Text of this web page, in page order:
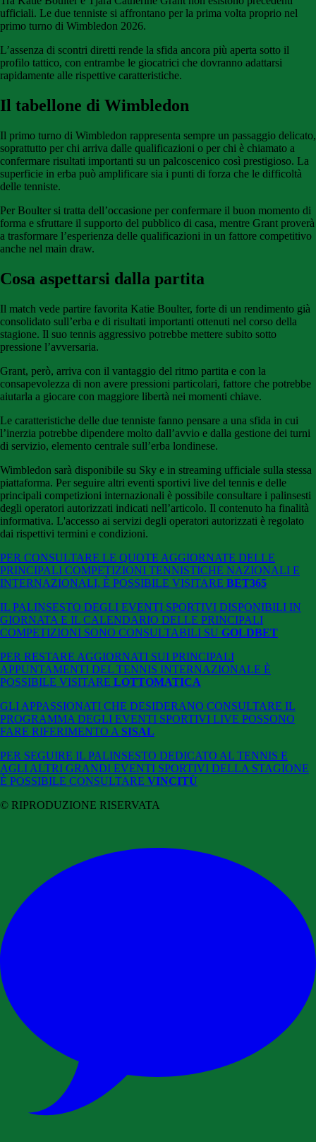
ufficiali. Le due tenniste si affrontano per la prima volta proprio nel
primo turno di Wimbledon 2026.
L’assenza di scontri diretti rende la sfida ancora più aperta sotto il
profilo tattico, con entrambe le giocatrici che dovranno adattarsi
rapidamente alle rispettive caratteristiche.
Il tabellone di Wimbledon
Il primo turno di Wimbledon rappresenta sempre un passaggio delicato,
soprattutto per chi arriva dalle qualificazioni o per chi è chiamato a
confermare risultati importanti su un palcoscenico così prestigioso. La
superficie in erba può amplificare sia i punti di forza che le difficoltà
delle tenniste.
Per Boulter si tratta dell’occasione per confermare il buon momento di
forma e sfruttare il supporto del pubblico di casa, mentre Grant proverà
a trasformare l’esperienza delle qualificazioni in un fattore competitivo
anche nel main draw.
Cosa aspettarsi dalla partita
Il match vede partire favorita Katie Boulter, forte di un rendimento già
consolidato sull’erba e di risultati importanti ottenuti nel corso della
stagione. Il suo tennis aggressivo potrebbe mettere subito sotto
pressione l’avversaria.
Grant, però, arriva con il vantaggio del ritmo partita e con la
consapevolezza di non avere pressioni particolari, fattore che potrebbe
aiutarla a giocare con maggiore libertà nei momenti chiave.
Le caratteristiche delle due tenniste fanno pensare a una sfida in cui
l’inerzia potrebbe dipendere molto dall’avvio e dalla gestione dei turni
di servizio, elemento centrale sull’erba londinese.
Wimbledon sarà disponibile su Sky e in streaming ufficiale sulla stessa
piattaforma. Per seguire altri eventi sportivi live del tennis e delle
principali competizioni internazionali è possibile consultare i palinsesti
degli operatori autorizzati indicati nell’articolo. Il contenuto ha finalità
informativa. L'accesso ai servizi degli operatori autorizzati è regolato
dai rispettivi termini e condizioni.
PER CONSULTARE LE QUOTE AGGIORNATE DELLE
PRINCIPALI COMPETIZIONI TENNISTICHE NAZIONALI E
INTERNAZIONALI, È POSSIBILE VISITARE BET365
IL PALINSESTO DEGLI EVENTI SPORTIVI DISPONIBILI IN
GIORNATA E IL CALENDARIO DELLE PRINCIPALI
COMPETIZIONI SONO CONSULTABILI SU GOLDBET
PER RESTARE AGGIORNATI SUI PRINCIPALI
APPUNTAMENTI DEL TENNIS INTERNAZIONALE È
POSSIBILE VISITARE LOTTOMATICA
GLI APPASSIONATI CHE DESIDERANO CONSULTARE IL
PROGRAMMA DEGLI EVENTI SPORTIVI LIVE POSSONO
FARE RIFERIMENTO A SISAL
PER SEGUIRE IL PALINSESTO DEDICATO AL TENNIS E
AGLI ALTRI GRANDI EVENTI SPORTIVI DELLA STAGIONE
È POSSIBILE CONSULTARE VINCITÙ
© RIPRODUZIONE RISERVATA